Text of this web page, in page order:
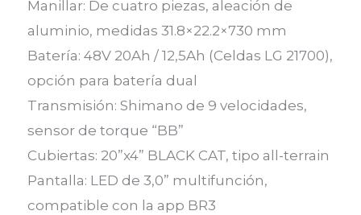
Manillar: De cuatro piezas, aleación de
aluminio, medidas 31.8×22.2×730 mm
Batería: 48V 20Ah / 12,5Ah (Celdas LG 21700),
opción para batería dual
Transmisión: Shimano de 9 velocidades,
sensor de torque “BB”
Cubiertas: 20”x4” BLACK CAT, tipo all-terrain
Pantalla: LED de 3,0” multifunción,
compatible con la app BR3